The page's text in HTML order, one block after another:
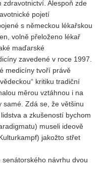
zdravotnictví. Alespoň zde
pojetí
s německou lékařskou
volně přeloženo lékař
maďarské
zavedené v roce 1997.
medicíny tvoří právě
kritiku tradiční
měrou vztáhnou i na
samé. Zdá se, že většinu
a zkušeností bychom
museli ideově
jakožto střet
návrhu dvou